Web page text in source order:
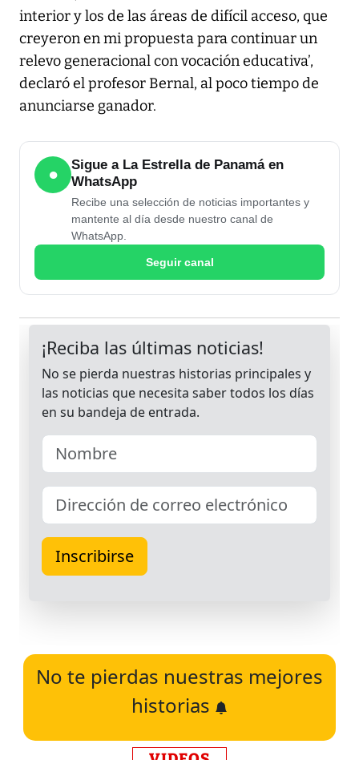
interior y los de las áreas de difícil acceso, que
creyeron en mi propuesta para continuar un
relevo generacional con vocación educativa’,
declaró el profesor Bernal, al poco tiempo de
anunciarse ganador.
●
Sigue a La Estrella de Panamá en
WhatsApp
Recibe una selección de noticias importantes y
mantente al día desde nuestro canal de
WhatsApp.
Seguir canal
No te pierdas nuestras mejores
historias